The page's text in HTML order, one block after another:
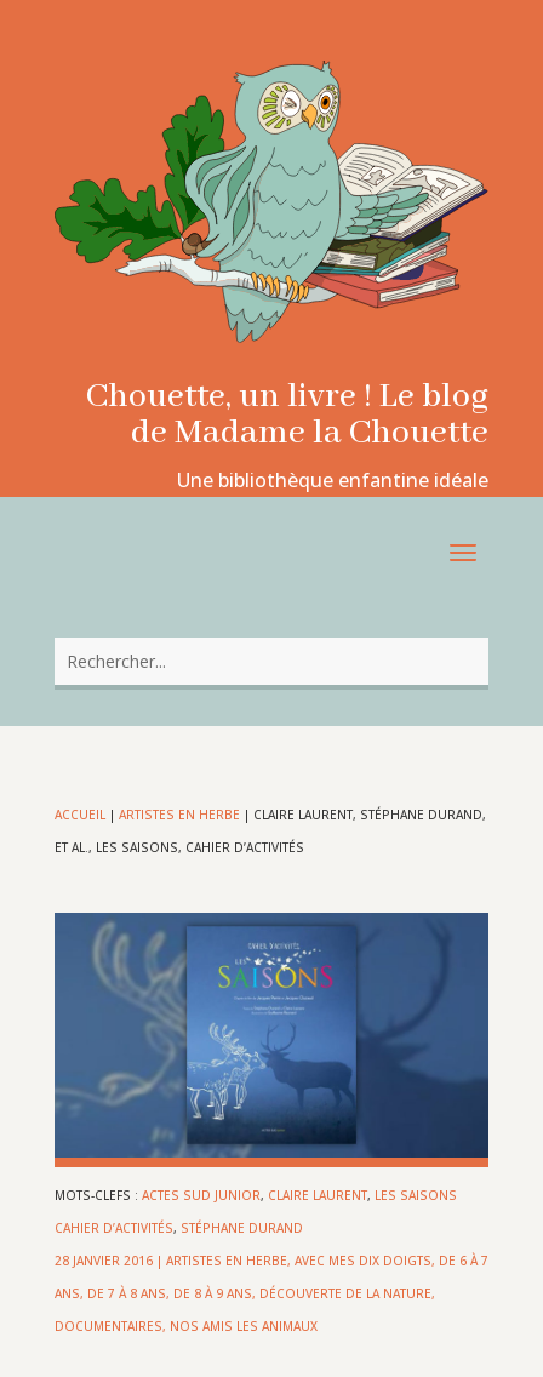
Chouette, un livre ! Le blog
de Madame la Chouette
Une bibliothèque enfantine idéale
ACCUEIL| ARTISTES EN HERBE | CLAIRE LAURENT, STÉPHANE DURAND,
ET AL., LES SAISONS, CAHIER D’ACTIVITÉS
MOTS-CLEFS : ACTES SUD JUNIOR, CLAIRE LAURENT, LES SAISONS
CAHIER D’ACTIVITÉS, STÉPHANE DURAND
28 JANVIER 2016| ARTISTES EN HERBE, AVEC MES DIX DOIGTS, DE 6 À 7
ANS, DE 7 À 8 ANS, DE 8 À 9 ANS, DÉCOUVERTE DE LA NATURE,
DOCUMENTAIRES, NOS AMIS LES ANIMAUX